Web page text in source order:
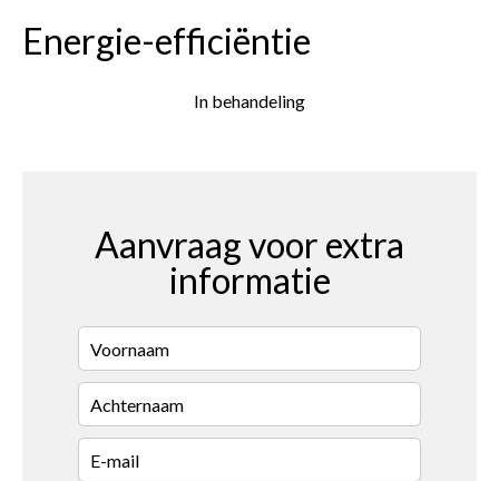
Energie-efficiëntie
In behandeling
Aanvraag voor extra
informatie